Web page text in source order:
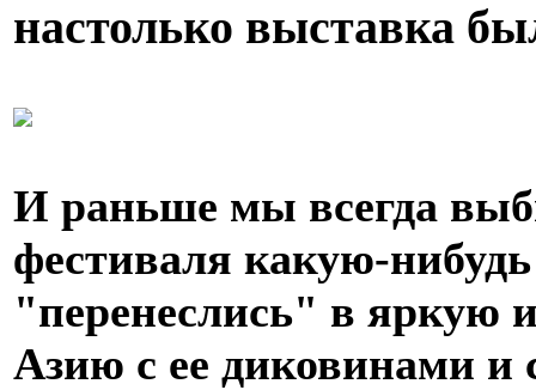
настолько выставка
И раньше мы всегда
фестиваля какую-
"перенеслись" в яркую
Азию с ее диковинами